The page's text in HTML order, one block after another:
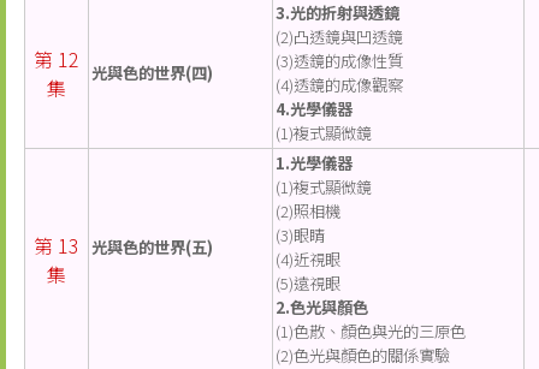
第 12
集
光與色的世界(四)
3.光的折射與透鏡
(2)凸透鏡與凹透鏡
(3)透鏡的成像性質
(4)透鏡的成像觀察
4.光學儀器
(1)複式顯微鏡
第 13
集
光與色的世界(五)
1.光學儀器
(1)複式顯微鏡
(2)照相機
(3)眼睛
(4)近視眼
(5)遠視眼
2.色光與顏色
(1)色散、顏色與光的三原色
(2)色光與顏色的關係實驗